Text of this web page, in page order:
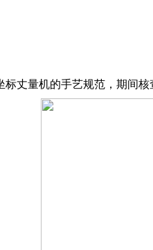
量机的手艺规范，期间